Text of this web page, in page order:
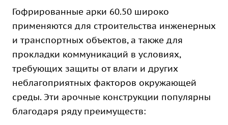
Гофрированные арки 60.50 широко
применяются для строительства инженерных
и транспортных объектов, а также для
прокладки коммуникаций в условиях,
требующих защиты от влаги и других
неблагоприятных факторов окружающей
среды. Эти арочные конструкции популярны
благодаря ряду преимуществ: